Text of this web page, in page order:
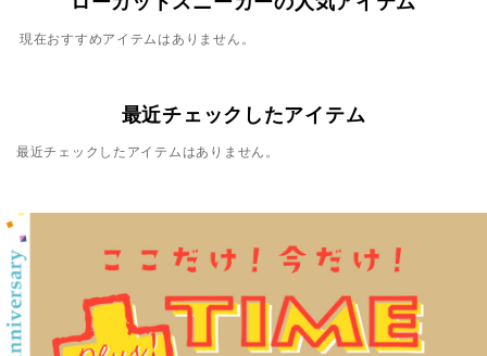
現在おすすめアイテムはありません。
最近チェックしたアイテム
最近チェックしたアイテムはありません。